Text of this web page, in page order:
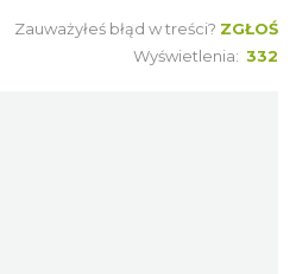
Zauważyłeś błąd w treści? ZGŁOŚ
Wyświetlenia: 332